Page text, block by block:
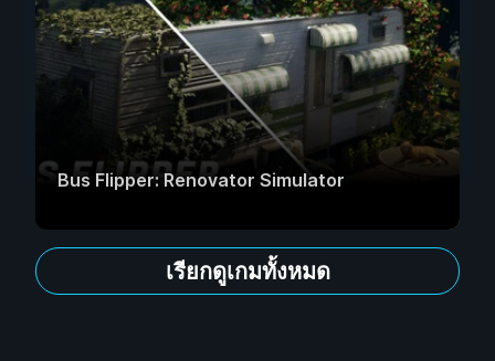
Bus Flipper: Renovator Simulator
เรียกดูเกมทั้งหมด